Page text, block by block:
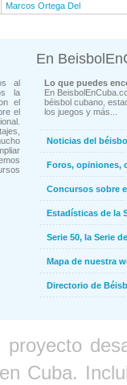
Marcos Ortega Del
al
la
el
el
En
Lo que puedes
En
béisbol cubano,
los juegos y más...
Noticias del
Foros, opiniones,
Concursos sobre
Estadísticas de la
Serie 50, la Serie
Mapa de nuestra
Directorio de
proyecto
Cuba.